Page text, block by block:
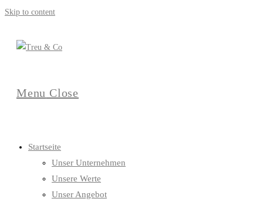
Skip to content
Menu Close
Startseite
Unser Unternehmen
Unsere Werte
Unser Angebot